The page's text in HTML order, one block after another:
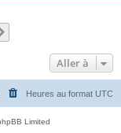
Aller à
Heures au format UTC
Limited